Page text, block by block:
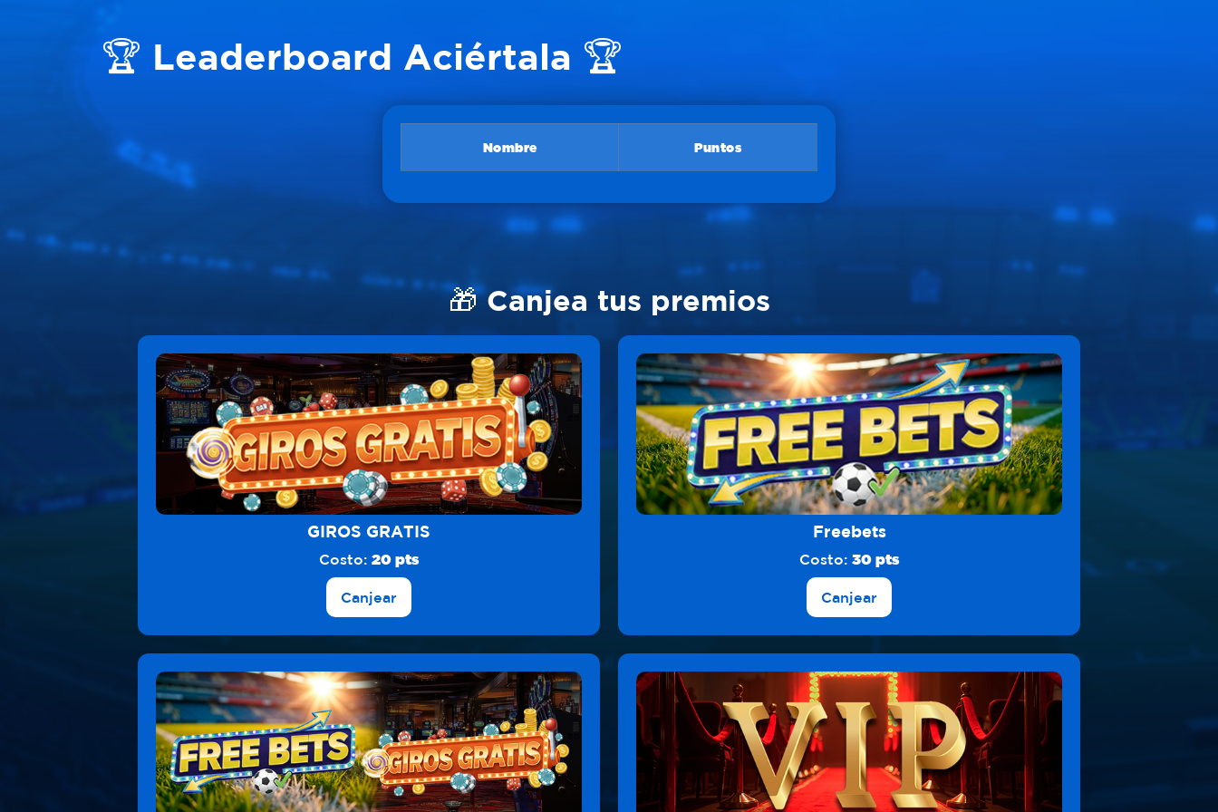
🏆 Leaderboard Aciértala 🏆
Nombre Puntos
🎁 Canjea tus premios
GIROS GRATIS
Costo: 20 pts
Canjear
Freebets
Costo: 30 pts
Canjear